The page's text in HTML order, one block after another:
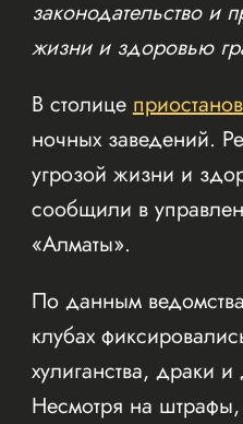
законодательство и
жизни и здоровью
В столице
ночных заведений.
угрозой жизни и
сообщили в
«Алматы».
По данным
клубах
хулиганства, драки
Несмотря на